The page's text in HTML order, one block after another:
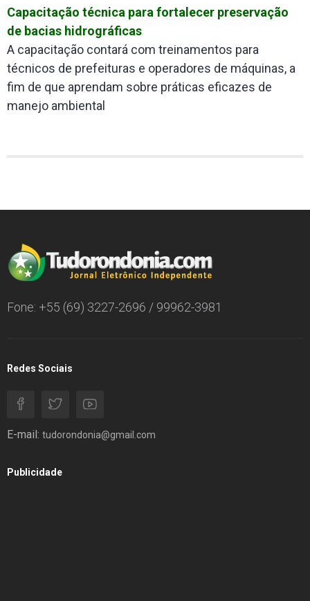
Capacitação técnica para fortalecer preservação
de bacias hidrográficas
A capacitação contará com treinamentos para
técnicos de prefeituras e operadores de máquinas, a
fim de que aprendam sobre práticas eficazes de
manejo ambiental
Fone: +55 (69) 3227-2696 / 99962-3981
Redes Sociais
E-mail: tudorondonia@gmail.com
Publicidade